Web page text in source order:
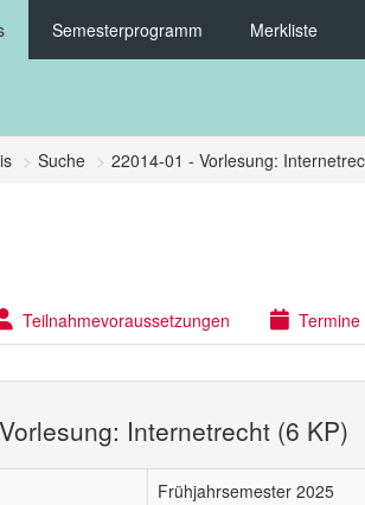
Semesterprogramm Merkliste
Suche 22014-01 - Vorlesung:
Teilnahmevoraussetzungen
Internetrecht (6 KP)
Frühjahrsemester 2025